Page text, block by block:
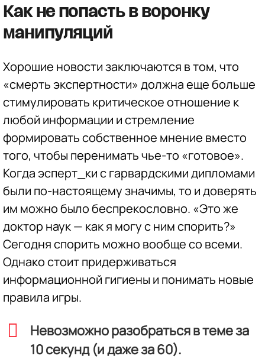
Как не попасть в воронку
манипуляций
Хорошие новости заключаются в том, что
«смерть экспертности» должна еще больше
стимулировать критическое отношение к
любой информации и стремление
формировать собственное мнение вместо
того, чтобы перенимать чье-то «готовое».
Когда эсперт_ки с гарвардскими дипломами
были по-настоящему значимы, то и доверять
им можно было беспрекословно. «Это же
доктор наук — как я могу с ним спорить?»
Сегодня спорить можно вообще со всеми.
Однако стоит придерживаться
информационной гигиены и понимать новые
правила игры.
Невозможно разобраться в теме за
10 секунд (и даже за 60).